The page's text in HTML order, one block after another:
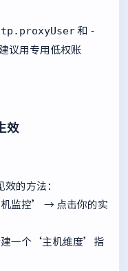
和 -
议用专用低权账
效
的方法：
监控’ → 点击你的实
一个‘主机维度’指